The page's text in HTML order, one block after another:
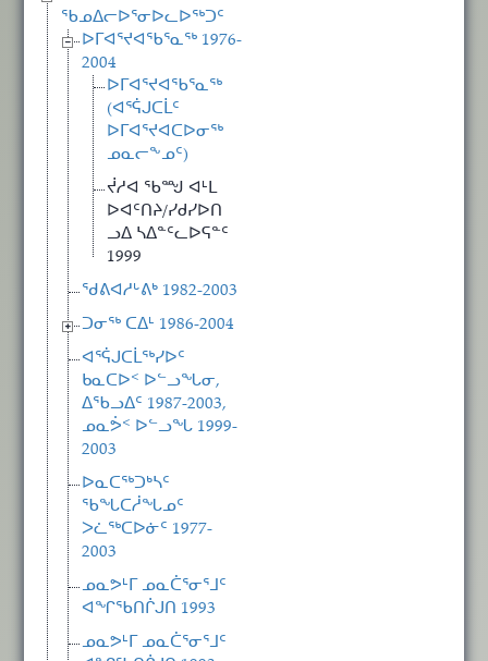
ᖃᓄᐃᓕᐅᕐᓂᐅᓚᐅᖅᑐᑦ
ᐅᒥᐊᕐᔪᐊᖃᕐᓇᖅ 1976-
2004
ᐅᒥᐊᕐᔪᐊᖃᕐᓇᖅ
(ᐊᕐᕌᒍᑕᒫᑦ
ᐅᒥᐊᕐᔪᐊᑕᐅᓂᖅ
ᓄᓇᓕᖕᓄᑦ)
ᔫᓱᐊ ᖃᙳ ᐊᒻᒪ
ᐅᐊᑦᑎᔨ/ᓯᑯᓯᐅᑎ
ᓗᐃ ᓴᐃᓐᑦᓚᐅᕋᓐᑦ
1999
ᖁᕕᐊᓱᒡᕕᒃ 1982-2003
ᑐᓂᖅ ᑕᐃᒻ 1986-2004
ᐊᕐᕌᒍᑕᒫᖅᓯᐅᑦ
ᑲᓇᑕᐅᑉ ᐅᓪᓗᖓᓂ,
ᐃᖃᓗᐃᑦ 1987-2003,
ᓄᓇᕘᑉ ᐅᓪᓗᖓ 1999-
2003
ᐅᓇᑕᖅᑐᒃᓴᑦ
ᖃᖓᑕᓲᖓᓄᑦ
ᐳᓛᖅᑕᐅᓃᑦ 1977-
2003
ᓄᓇᕗᒻᒥ ᓄᓇᑖᕐᓂᕐᒧᑦ
ᐊᖏᖃᑎᒌᒍᑎ 1993
ᓄᓇᕗᒻᒥ ᓄᓇᑖᕐᓂᕐᒧᑦ